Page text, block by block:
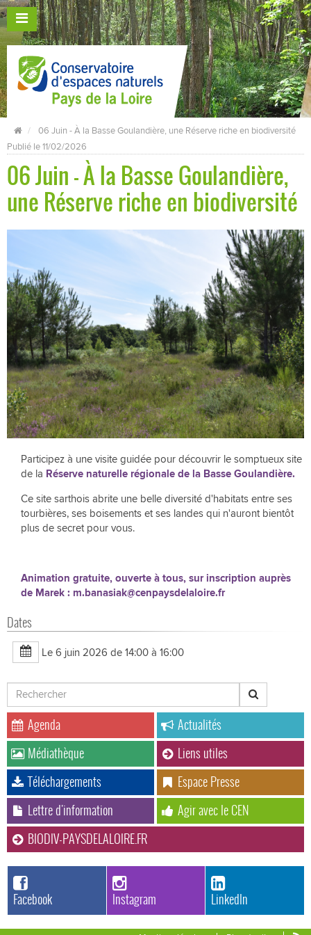
06 Juin - À la Basse Goulandière, une Réserve riche en biodiversité
Publié le 11/02/2026
06 Juin - À la Basse Goulandière,
une Réserve riche en biodiversité
Participez à une visite guidée pour découvrir le somptueux site
de la Réserve naturelle régionale de la Basse Goulandière.
Ce site sarthois abrite une belle diversité d'habitats entre ses
tourbières, ses boisements et ses landes qui n'auront bientôt
plus de secret pour vous.
Animation gratuite, ouverte à tous, sur inscription auprès
de Marek : m.banasiak@cenpaysdelaloire.fr
Dates
Le 6 juin 2026 de 14:00 à 16:00
Agenda
Actualités
Médiathèque
Liens utiles
Téléchargements
Espace Presse
Lettre d'information
Agir avec le CEN
BIODIV-PAYSDELALOIRE.FR
Facebook Instagram LinkedIn